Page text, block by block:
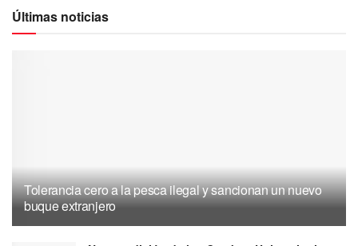
Últimas noticias
Tolerancia cero a la pesca ilegal y sancionan un nuevo
buque extranjero